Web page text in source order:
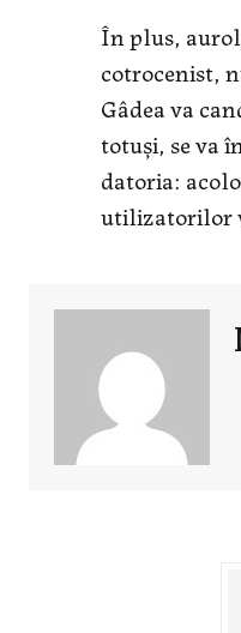
În plus,
cotrocenist,
Gâdea va
totuşi, se va
datoria:
utilizatorilor